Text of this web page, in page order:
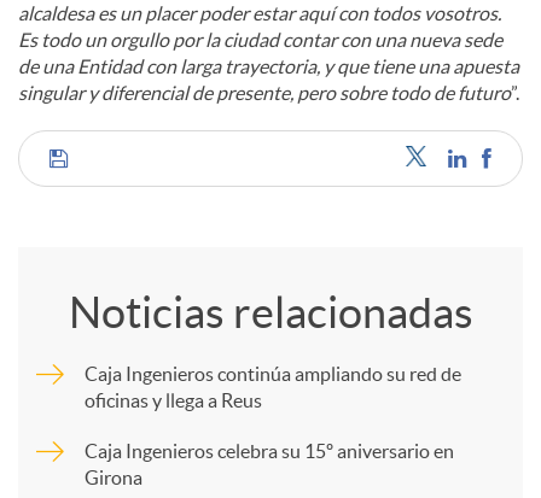
alcaldesa es un placer poder estar aquí con todos vosotros.
Es todo un orgullo por la ciudad contar con una nueva sede
de una Entidad con larga trayectoria, y que tiene una apuesta
singular y diferencial de presente, pero sobre todo de futuro”.
C
m
Noticias relacionadas
Caja Ingenieros continúa ampliando su red de
oficinas y llega a Reus
Caja Ingenieros celebra su 15º aniversario en
Girona